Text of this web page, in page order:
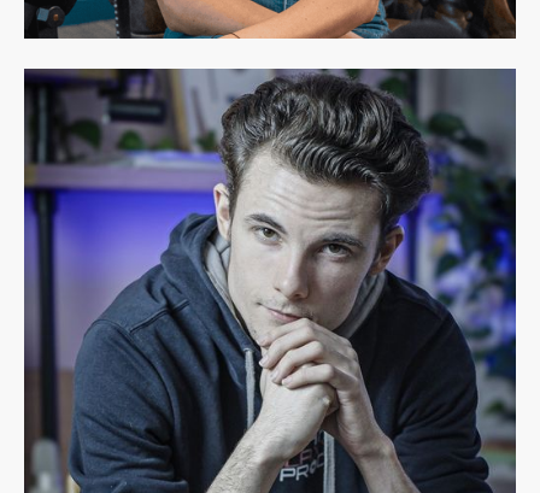
Margaux Theillier
Lead Product Manager chez Theodo
Paris